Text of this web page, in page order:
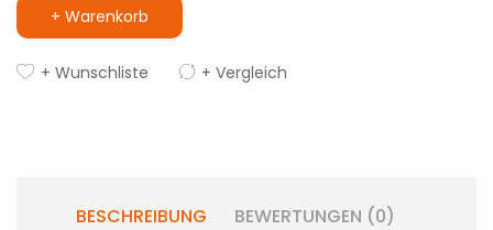
+ Warenkorb
+ Wunschliste + Vergleich
BESCHREIBUNG BEWERTUNGEN (0)